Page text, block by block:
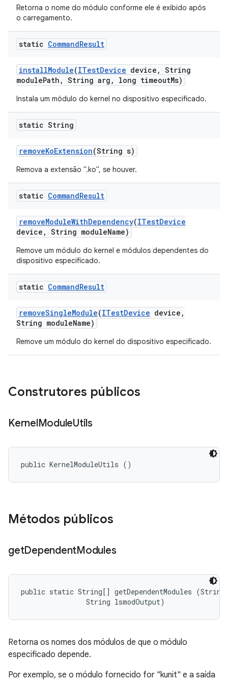
Retorna o nome do módulo conforme ele é exibido após
o carregamento.
static CommandResult
installModule(ITestDevice device , String
modulePath , String arg , long timeoutMs)
Instala um módulo do kernel no dispositivo especificado.
static String
removeKoExtension(String s)
Remova a extensão ".ko", se houver.
static CommandResult
removeModuleWithDependency(ITestDevice
device , String moduleName)
Remove um módulo do kernel e módulos dependentes do
dispositivo especificado.
static CommandResult
removeSingleModule(ITestDevice device ,
String moduleName)
Remove um módulo do kernel do dispositivo especificado.
Construtores públicos
KernelModuleUtils
public KernelModuleUtils ()
Métodos públicos
getDependentModules
public static String[] getDependentModules (String
                String lsmodOutput)
Retorna os nomes dos módulos de que o módulo
especificado depende.
Por exemplo, se o módulo fornecido for "kunit" e a saída